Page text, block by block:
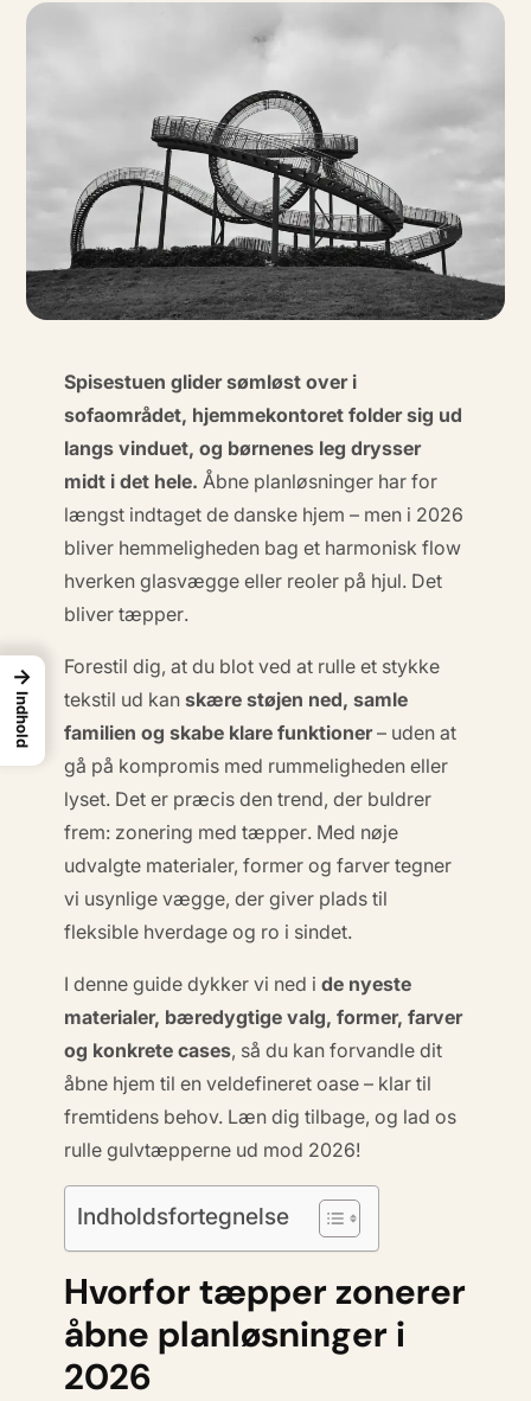
Spisestuen glider sømløst over i
sofaområdet, hjemmekontoret folder sig ud
langs vinduet, og børnenes leg drysser
midt i det hele. Åbne planløsninger har for
længst indtaget de danske hjem – men i 2026
bliver hemmeligheden bag et harmonisk flow
hverken glasvægge eller reoler på hjul. Det
blivertæpper.
Forestil dig, at du blot ved at rulle et stykke
tekstil ud kanskære støjen ned, samle
familien og skabe klare funktioner– uden at
gå på kompromis med rummeligheden eller
lyset. Det er præcis den trend, der buldrer
frem: zonering med tæpper. Med nøje
udvalgte materialer, former og farver tegner
vi usynlige vægge, der giver plads til
fleksible hverdage og ro i sindet.
I denne guide dykker vi ned ide nyeste
materialer, bæredygtige valg, former, farver
og konkrete cases, så du kan forvandle dit
åbne hjem til en veldefineret oase – klar til
fremtidens behov. Læn dig tilbage, og lad os
rulle gulvtæpperne ud mod 2026!
Indholdsfortegnelse
Hvorfor tæpper zonerer
åbne planløsninger i
2026
→
Indhold